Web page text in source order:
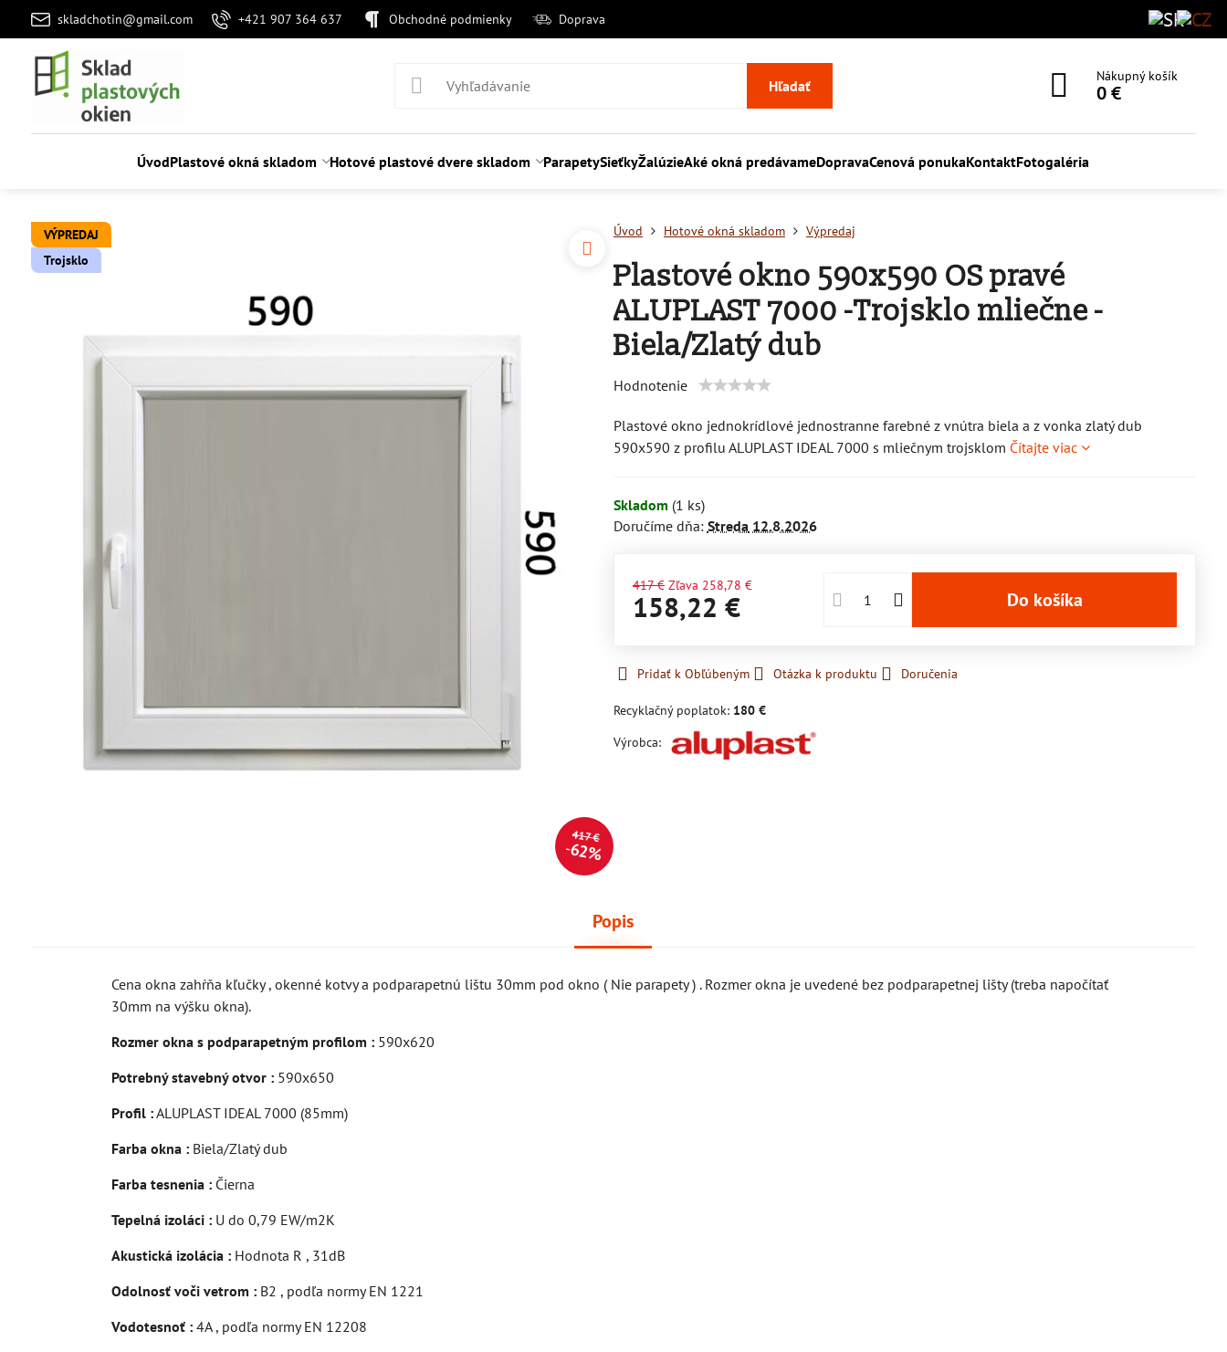
skladchotin@gmail.com +421 907 364 637 Obchodné podmienky Doprava
Hľadať
Nákupný košík
0 €
ÚvodPlastové okná skladom Hotové plastové dvere skladom ParapetySieťkyŽalúzieAké okná predávameDopravaCenová ponukaKontaktFotogaléria
VÝPREDAJ
Trojsklo
417 €
62%
Úvod Hotové okná skladom Výpredaj
Plastové okno 590x590 OS pravé
ALUPLAST 7000 -Trojsklo mliečne -
Biela/Zlatý dub
Hodnotenie
Plastové okno jednokrídlové jednostranne farebné z vnútra biela a z vonka zlatý dub
590x590 z profilu ALUPLAST IDEAL 7000 s mliečnym trojsklom Čítajte viac
Skladom (1 ks)
Doručíme dňa: Streda12.8.2026
417 € Zľava 258,78 €
158,22 € Do košíka
Pridať k Obľúbeným Otázka k produktu Doručenia
Recyklačný poplatok: 180 €
Výrobca:
Popis
Cena okna zahŕňa kľučky , okenné kotvy a podparapetnú lištu 30mm pod okno ( Nie parapety ) . Rozmer okna je uvedené bez podparapetnej lišty (treba napočítať
30mm na výšku okna).
Rozmer okna s podparapetným profilom :590x620
Potrebný stavebný otvor :590x650
Profil :ALUPLAST IDEAL 7000 (85mm)
Farba okna :Biela/Zlatý dub
Farba tesnenia :Čierna
Tepelná izoláci :U do 0,79 EW/m2K
Akustická izolácia :Hodnota R , 31dB
Odolnosť voči vetrom :B2 , podľa normy EN 1221
Vodotesnoť :4A , podľa normy EN 12208